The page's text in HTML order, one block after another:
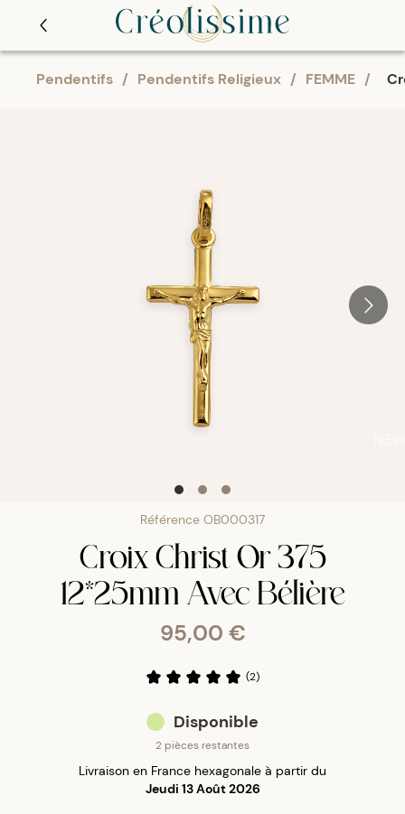
Pendentifs / Pendentifs Religieux / FEMME /
Référence OB000317
Croix Christ Or 375
12*25mm Avec Bélière
95,00 €
(2)
Disponible
2 pièces restantes
Livraison en France hexagonale à partir du
Jeudi 13 Août 2026